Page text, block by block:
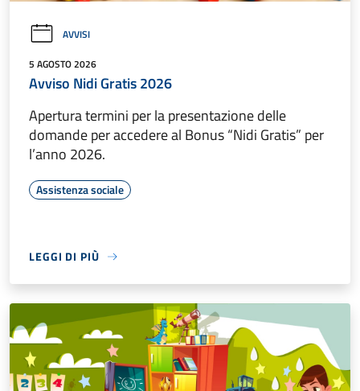
AVVISI
5 AGOSTO 2026
Avviso Nidi Gratis 2026
Apertura termini per la presentazione delle
domande per accedere al Bonus “Nidi Gratis” per
l’anno 2026.
Assistenza sociale
LEGGI DI PIÙ